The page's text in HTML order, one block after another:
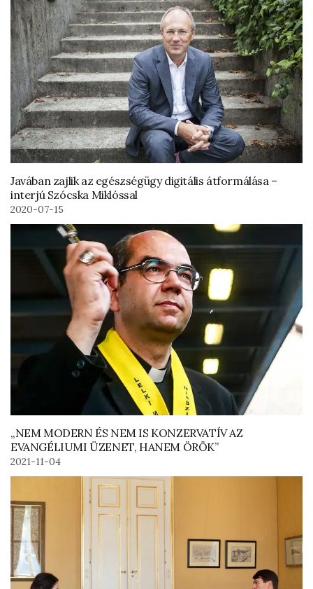
Javában zajlik az egészségügy digitális átformálása –
interjú Szócska Miklóssal
2020-07-15
„NEM MODERN ÉS NEM IS KONZERVATÍV AZ
EVANGÉLIUMI ÜZENET, HANEM ÖRÖK”
2021-11-04